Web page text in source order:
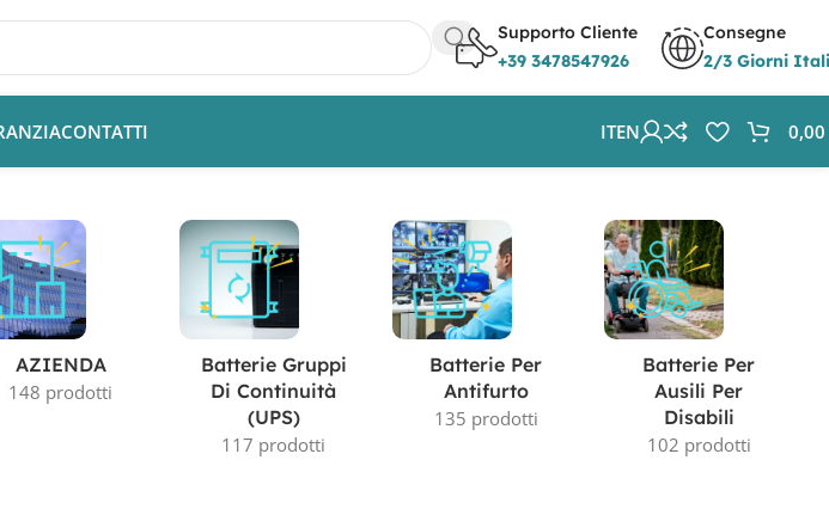
Supporto Cliente
+39 3478547926
Consegne
2/3 Giorni
CONTATTI ITEN
0,00
AZIENDA
148 prodotti
Batterie Gruppi
Di Continuità
(UPS)
117 prodotti
Batterie Per
Antifurto
135 prodotti
Batterie Per
Ausili Per
Disabili
102 prodotti